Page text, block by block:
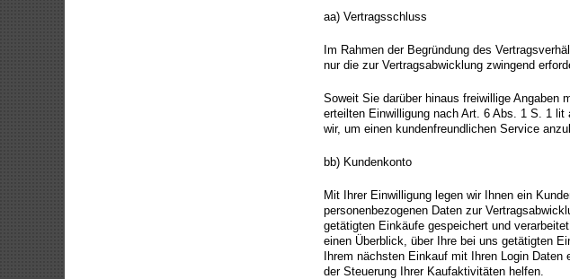
aa) Vertragsschluss
Im Rahmen der Begründung des
nur die zur Vertragsabwicklung zwingend
Soweit Sie darüber hinaus freiwillige Angaben
erteilten Einwilligung nach Art. 6 Abs. 1 S. 1
wir, um einen kundenfreundlichen Service
bb) Kundenkonto
Mit Ihrer Einwilligung legen wir Ihnen ein
personenbezogenen Daten zur
getätigten Einkäufe gespeichert und
einen Überblick, über Ihre bei uns getätigten
Ihrem nächsten Einkauf mit Ihren Login
der Steuerung Ihrer Kaufaktivitäten helfen.